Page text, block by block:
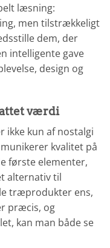
læsning:
men tilstrækkeligt
dem, der
intelligente gave
design og
værdi
ikke kun af nostalgi
kvalitet på
første elementer,
alternativ til
træprodukter ens,
præcis, og
kan man både se